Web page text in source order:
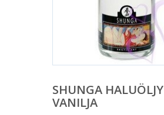
SHUNGA HALUÖLJY
VANILJA